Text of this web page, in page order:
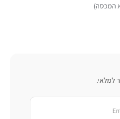
המכסה)
למלאי.